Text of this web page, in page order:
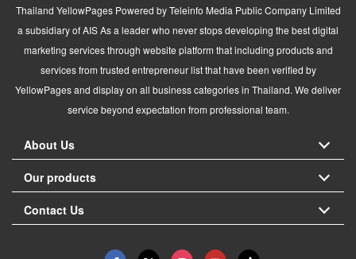
Thailand YellowPages Powered by Teleinfo Media Public Company Limited
a subsidiary of AIS As a leader who never stops developing the best digital
marketing services through website platform that including products and
services from trusted entrepreneur list that have been verified by
YellowPages and display on all business categories in Thailand. We deliver
service beyond expectation from professional team.
About Us
Our products
Contact Us